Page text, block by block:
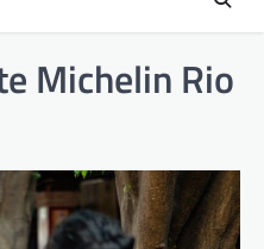
Michelin Rio